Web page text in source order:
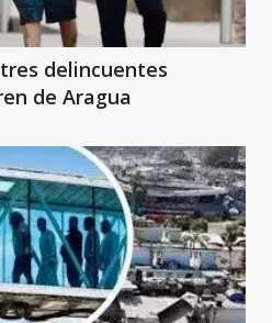
delincuentes
de Aragua